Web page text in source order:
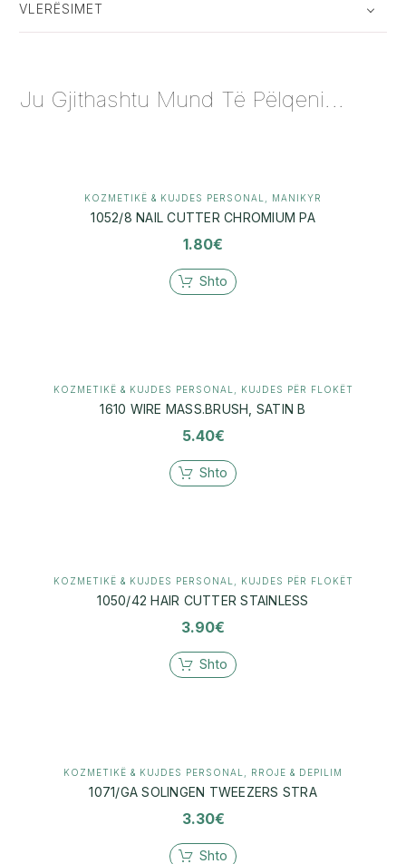
VLERËSIMET
Ju Gjithashtu Mund Të Pëlqeni...
KOZMETIKË & KUJDES PERSONAL MANIKYR
1052/8 NAIL CUTTER CHROMIUM PA
1.80€
Shto
KOZMETIKË & KUJDES PERSONAL KUJDES PËR FLOKËT
1610 WIRE MASS.BRUSH, SATIN B
5.40€
Shto
KOZMETIKË & KUJDES PERSONAL KUJDES PËR FLOKËT
1050/42 HAIR CUTTER STAINLESS
3.90€
Shto
KOZMETIKË & KUJDES PERSONAL RROJE & DEPILIM
1071/GA SOLINGEN TWEEZERS STRA
3.30€
Shto